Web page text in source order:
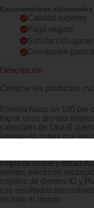
Características adicionales
Calidad superior
Pago seguro
Satisfacción
Devolución
Descripción
Comprar los productos
Elimina hasta un 100 por
lograr unos dientes
cabezales de Oral-B
limpian en zonas que los
limpieza suave y eficaz
dientes eléctricos
cepillos de dientes iO y
con resultados
en todo el mundo